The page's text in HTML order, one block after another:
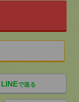
LINEで送る